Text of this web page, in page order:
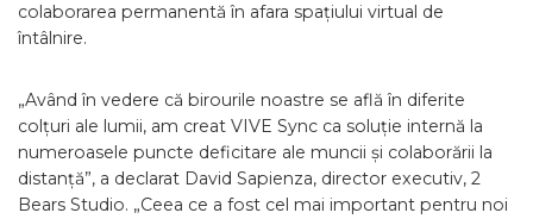
colaborarea permanentă în afara spațiului virtual de
întâlnire.
„Având în vedere că birourile noastre se află în diferite
colțuri ale lumii, am creat VIVE Sync ca soluție internă la
numeroasele puncte deficitare ale muncii și colaborării la
distanță”, a declarat David Sapienza, director executiv, 2
Bears Studio. „Ceea ce a fost cel mai important pentru noi